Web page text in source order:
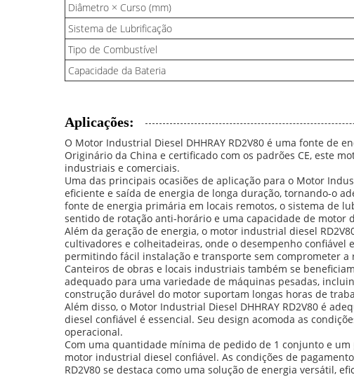
Diâmetro × Curso (mm)
Sistema de Lubrificação
Tipo de Combustível
Capacidade da Bateria
Aplicações:
O Motor Industrial Diesel DHHRAY RD2V80 é uma fonte de
Originário da China e certificado com os padrões CE, este
industriais e comerciais.
Uma das principais ocasiões de aplicação para o Motor
eficiente e saída de energia de longa duração, tornando-o
fonte de energia primária em locais remotos, o sistema de
sentido de rotação anti-horário e uma capacidade de motor
Além da geração de energia, o motor industrial diesel
cultivadores e colheitadeiras, onde o desempenho
permitindo fácil instalação e transporte sem comprometer a
Canteiros de obras e locais industriais também se
adequado para uma variedade de máquinas pesadas,
construção durável do motor suportam longas horas de
Além disso, o Motor Industrial Diesel DHHRAY RD2V80 é
diesel confiável é essencial. Seu design acomoda as
operacional.
Com uma quantidade mínima de pedido de 1 conjunto e
motor industrial diesel confiável. As condições de
RD2V80 se destaca como uma solução de energia versátil,